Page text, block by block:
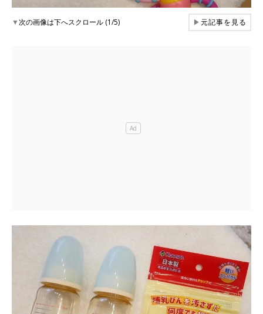
▼次の画像は下へスクロール (1/5) ▶元記事を見る